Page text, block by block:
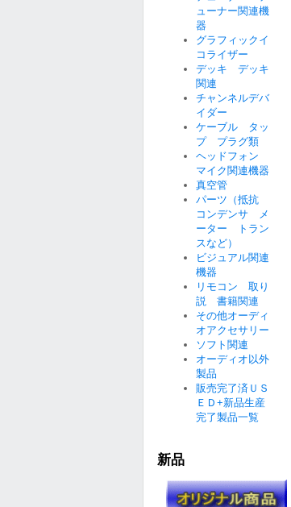
ューナー関連機
器
グラフィックイ
コライザー
デッキ デッキ
関連
チャンネルデバ
イダー
ケーブル タッ
プ プラグ類
ヘッドフォン
マイク関連機器
真空管
パーツ（抵抗
コンデンサ メ
ーター トラン
スなど）
ビジュアル関連
機器
リモコン 取り
説 書籍関連
その他オーディ
オアクセサリー
ソフト関連
オーディオ以外
製品
販売完了済ＵＳ
ＥＤ+新品生産
完了製品一覧
新品